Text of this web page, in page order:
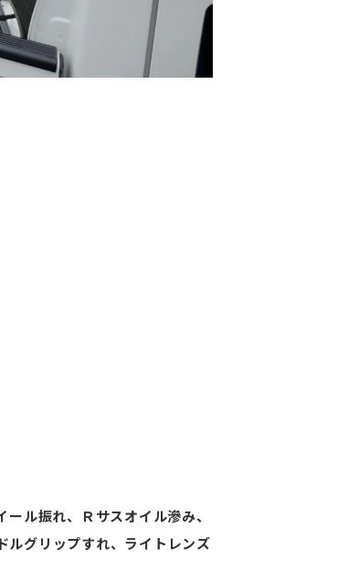
ル振れ、Ｒサスオイル滲み、
ルグリップすれ、ライトレンズ